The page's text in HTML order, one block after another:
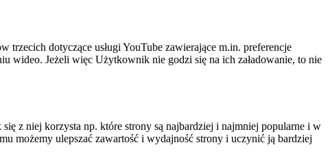
dotyczące usługi YouTube zawierające m.in. preferencje
wideo. Jeżeli więc Użytkownik nie godzi się na ich załadowanie, to nie
z niej korzysta np. które strony są najbardziej i najmniej popularne i w
możemy ulepszać zawartość i wydajność strony i uczynić ją bardziej